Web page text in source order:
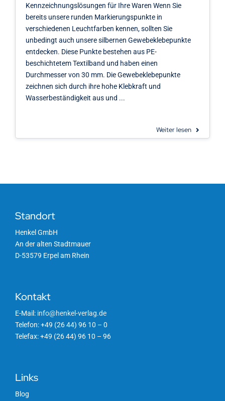
Kennzeichnungslösungen für Ihre Waren Wenn Sie
bereits unsere runden Markierungspunkte in
verschiedenen Leuchtfarben kennen, sollten Sie
unbedingt auch unsere silbernen Gewebeklebepunkte
entdecken. Diese Punkte bestehen aus PE-
beschichtetem Textilband und haben einen
Durchmesser von 30 mm. Die Gewebeklebepunkte
zeichnen sich durch ihre hohe Klebkraft und
Wasserbeständigkeit aus und ...
Weiter lesen
Standort
Henkel GmbH
An der alten Stadtmauer
D-53579 Erpel am Rhein
Kontakt
E-Mail: info@henkel-verlag.de
Telefon: +49 (26 44) 96 10 – 0
Telefax: +49 (26 44) 96 10 – 96
Links
Blog